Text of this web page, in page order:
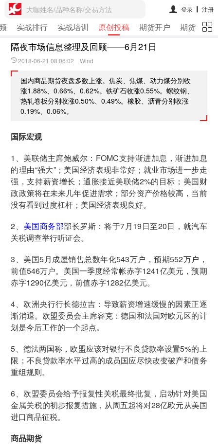
大咖姓名/品种名称/交易方法 登录 注册
实战排行 实战培训 原创投稿 期货开户 期货行情
隔夜市场信息整理及回顾——6月21日
2018-06-21 08:06:02 Wind
国内商品期货夜盘多数上涨。焦炭、焦煤、动力煤分别收
涨1.88%、0.66%、0.62%。铁矿石收涨0.55%。螺纹钢、
热轧卷板分别收涨0.50%、0.49%。橡胶、沥青分别收涨
0.19%、0.06%。
国际宏观
1、美联储主席鲍威尔：FOMC支持渐进加息，渐进加息
的理由“强大”；美国经济表现非常好；就业市场进一步走
强，支持薪资增长；通胀接近美联储2%的目标；美国财
政政策将在未来几年促进需求；部分资产价格较高，当前
没有看到过度杠杆；美国经济表现良好。
2、 美国商务部部长罗斯：将于7月19日至20日，就汽车
关税调查举行听证会。
3、美国5月成屋销售总数年化543万户，预期552万户，
前值546万户。美国一季度经常帐赤字1241亿美元，预期
赤字1290亿美元，前值赤字1282亿美元。
4、欧洲央行行长德拉吉：导致薪资增速缓慢的因素正逐
渐消退。欧盟委员会主席容克：德国和法国对欧元区的计
划是今后工作的一个起点。
5、德法两国称，欧盟应该对银行不良贷款率设置5%的上
限；不良贷款率水平过高的成员国应尽快改变破产和债务
重组规则。
6、欧盟委员会给予报复性关税最终批复，启动针对美国
金属关税的初步报复措施，从周五起将对28亿欧元从美国
进口商品征税。
商品期货